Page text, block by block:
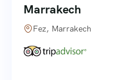
Marrakech
Fez, Marrakech